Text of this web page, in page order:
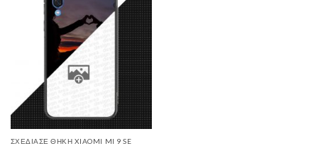
Wishlist
ΣΧΕΔΊΑΣΕ ΘΉΚΗ XIAOMI MI 9 SE